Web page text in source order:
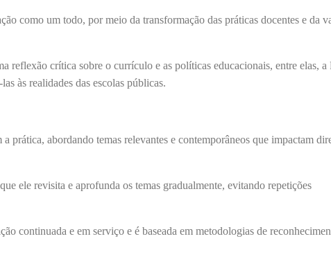
como um todo, por meio da transformação das práticas docentes e da
reflexão crítica sobre o currículo e as políticas educacionais, entre elas, a
às realidades das escolas públicas.
prática, abordando temas relevantes e contemporâneos que impactam
ele revisita e aprofunda os temas gradualmente, evitando repetições
continuada e em serviço e é baseada em metodologias de